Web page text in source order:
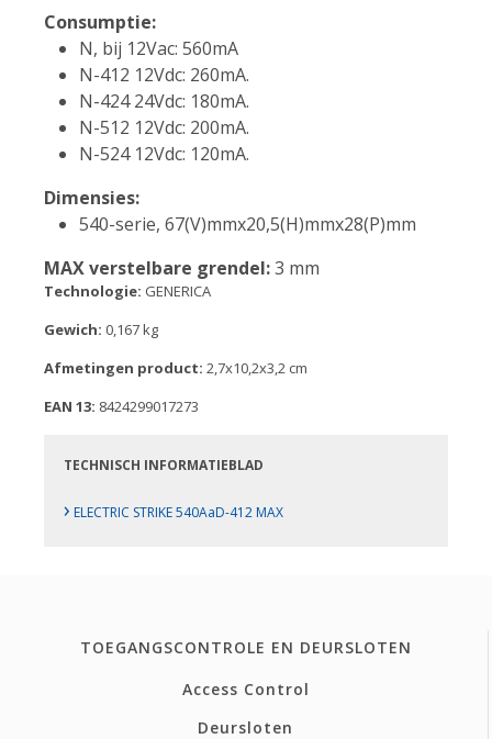
Consumptie:
N, bij 12Vac: 560mA
N-412 12Vdc: 260mA.
N-424 24Vdc: 180mA.
N-512 12Vdc: 200mA.
N-524 12Vdc: 120mA.
Dimensies:
540-serie, 67(V)mmx20,5(H)mmx28(P)mm
MAX verstelbare grendel:3 mm
Technologie: GENERICA
Gewich: 0,167 kg
Afmetingen product: 2,7x10,2x3,2 cm
EAN 13: 8424299017273
TECHNISCH INFORMATIEBLAD
› ELECTRIC STRIKE 540AaD-412 MAX
TOEGANGSCONTROLE EN DEURSLOTEN
Access Control
Deursloten